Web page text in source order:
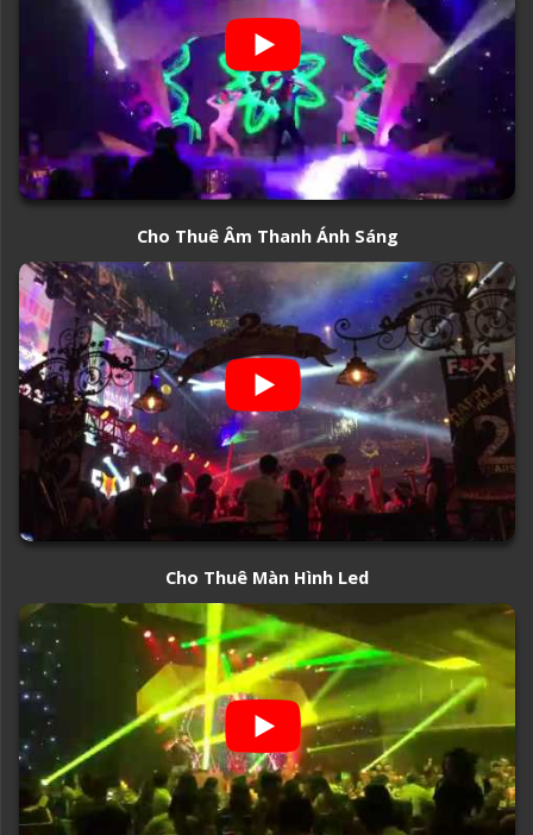
Cho Thuê Âm Thanh Ánh Sáng
Cho Thuê Màn Hình Led